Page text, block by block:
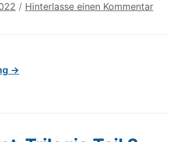
/ Hinterlasse einen Kommentar
→